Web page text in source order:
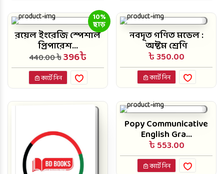
10%
ছাড়
রয়েল ইংরেজি স্পেশাল
প্রিপারেশ...
440.00 ৳396৳
কার্টে নিন
নবদূত গণিত মডেল :
অষ্টম শ্রেণি
৳ 350.00
কার্টে নিন
Popy Communicative
English Gra...
৳ 553.00
কার্টে নিন